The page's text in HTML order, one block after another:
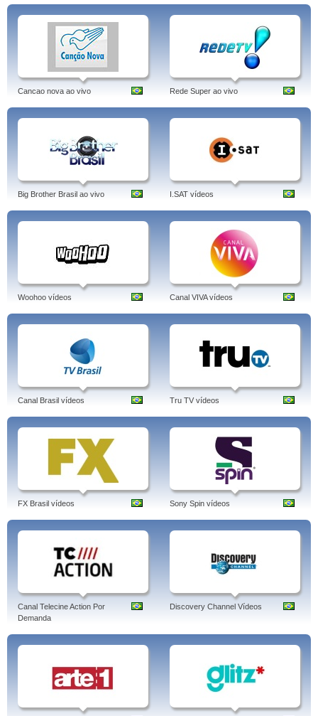
Cancao nova ao vivo Rede Super ao vivo
Big Brother Brasil ao vivo I.SAT vídeos
Woohoo vídeos Canal VIVA vídeos
Canal Brasil vídeos Tru TV vídeos
FX Brasil vídeos Sony Spin vídeos
Canal Telecine Action Por
Demanda
Discovery Channel Vídeos